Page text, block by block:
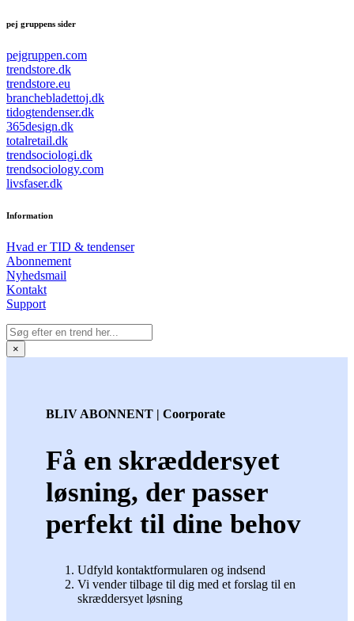
pej gruppens sider
pejgruppen.com
trendstore.dk
trendstore.eu
branchebladettoj.dk
tidogtendenser.dk
365design.dk
totalretail.dk
trendsociologi.dk
trendsociology.com
livsfaser.dk
Information
Hvad er TID & tendenser
Abonnement
Nyhedsmail
Kontakt
Support
×
BLIV ABONNENT | Coorporate
Få en skræddersyet
løsning, der passer
perfekt til dine behov
Udfyld kontaktformularen og indsend
Vi vender tilbage til dig med et forslag til en
skræddersyet løsning